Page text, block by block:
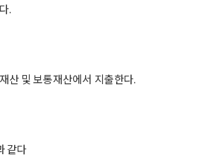
.
산 및 보통재산에서 지출한다.
같다